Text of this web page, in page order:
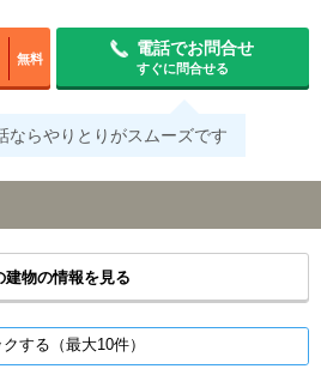
無料
電話でお問合せ
すぐに問合せる
ならやりとりがスムーズです
建物の情報を見る
する（最大10件）